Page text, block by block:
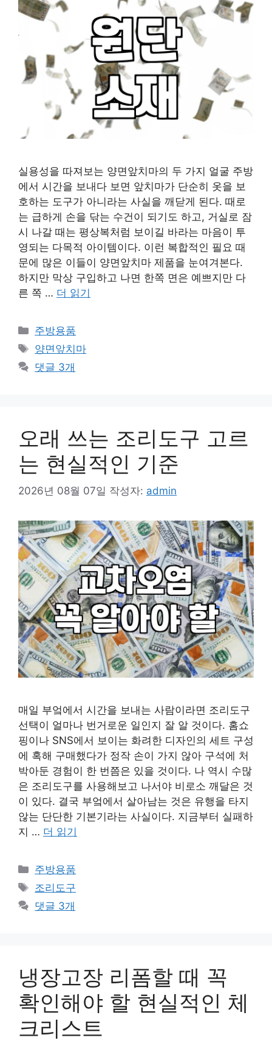
실용성을 따져보는 양면앞치마의 두 가지 얼굴 주방
에서 시간을 보내다 보면 앞치마가 단순히 옷을 보
호하는 도구가 아니라는 사실을 깨닫게 된다. 때로
는 급하게 손을 닦는 수건이 되기도 하고, 거실로 잠
시 나갈 때는 평상복처럼 보이길 바라는 마음이 투
영되는 다목적 아이템이다. 이런 복합적인 필요 때
문에 많은 이들이 양면앞치마 제품을 눈여겨본다.
하지만 막상 구입하고 나면 한쪽 면은 예쁘지만 다
른 쪽 … 더 읽기
카
테
리
주방용품
태
그
양면앞치마
댓글 3개
오래 쓰는 조리도구 고르
는 현실적인 기준
2026년 08월 07일 작성자: admin
매일 부엌에서 시간을 보내는 사람이라면 조리도구
선택이 얼마나 번거로운 일인지 잘 알 것이다. 홈쇼
핑이나 SNS에서 보이는 화려한 디자인의 세트 구성
에 혹해 구매했다가 정작 손이 가지 않아 구석에 처
박아둔 경험이 한 번쯤은 있을 것이다. 나 역시 수많
은 조리도구를 사용해보고 나서야 비로소 깨달은 것
이 있다. 결국 부엌에서 살아남는 것은 유행을 타지
않는 단단한 기본기라는 사실이다. 지금부터 실패하
지 … 더 읽기
카
테
리
주방용품
태
그
조리도구
댓글 3개
냉장고장 리폼할 때 꼭
확인해야 할 현실적인 체
크리스트